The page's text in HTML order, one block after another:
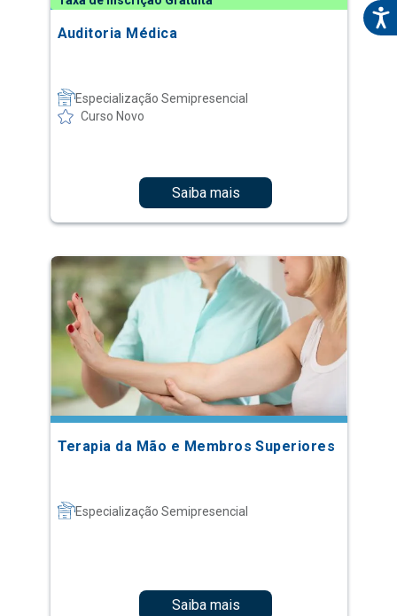
Auditoria Médica
Especialização Semipresencial
Curso Novo
Saiba mais
Terapia da Mão e Membros Superiores
Especialização Semipresencial
Saiba mais